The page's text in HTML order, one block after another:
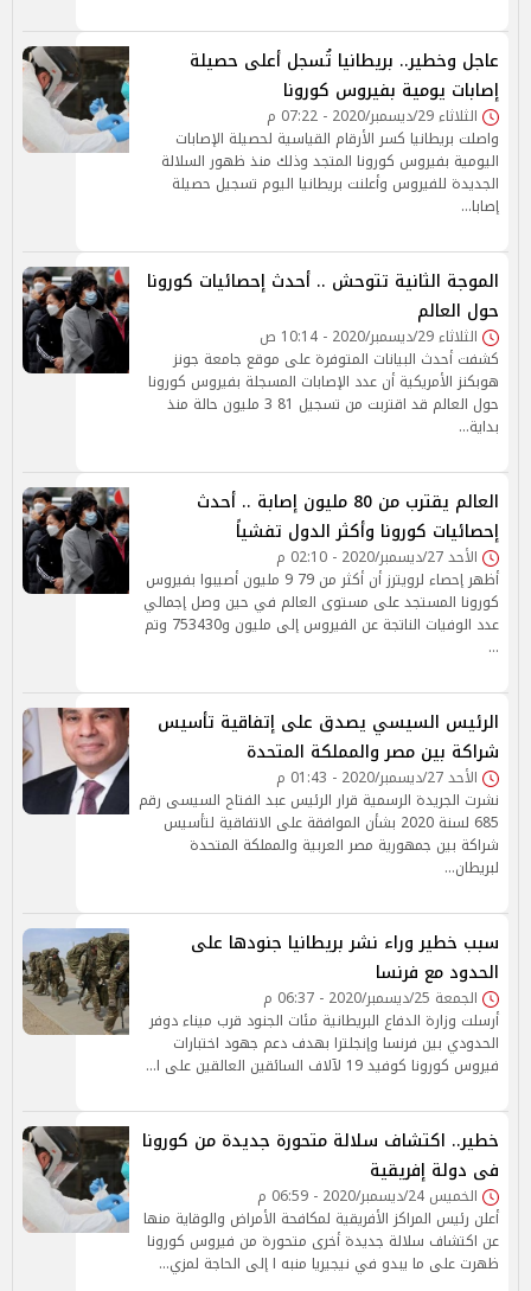
عاجل وخطير.. بريطانيا تُسجل أعلى حصيلة
إصابات يومية بفيروس كورونا
الثلاثاء 29/ديسمبر/2020 - 07:22 م
واصلت بريطانيا كسر الأرقام القياسية لحصيلة الإصابات
اليومية بفيروس كورونا المتجد وذلك منذ ظهور السلالة
الجديدة للفيروس وأعلنت بريطانيا اليوم تسجيل حصيلة
إصابا…
الموجة الثانية تتوحش .. أحدث إحصائيات كورونا
حول العالم
الثلاثاء 29/ديسمبر/2020 - 10:14 ص
كشفت أحدث البيانات المتوفرة على موقع جامعة جونز
هوبكنز الأمريكية أن عدد الإصابات المسجلة بفيروس كورونا
حول العالم قد اقتربت من تسجيل 81 3 مليون حالة منذ
بداية…
العالم يقترب من 80 مليون إصابة .. أحدث
إحصائيات كورونا وأكثر الدول تفشياً
الأحد 27/ديسمبر/2020 - 02:10 م
أظهر إحصاء لرويترز أن أكثر من 79 9 مليون أصيبوا بفيروس
كورونا المستجد على مستوى العالم في حين وصل إجمالي
عدد الوفيات الناتجة عن الفيروس إلى مليون و753430 وتم
…
الرئيس السيسي يصدق على إتفاقية تأسيس
شراكة بين مصر والمملكة المتحدة
الأحد 27/ديسمبر/2020 - 01:43 م
نشرت الجريدة الرسمية قرار الرئيس عبد الفتاح السيسى رقم
685 لسنة 2020 بشأن الموافقة على الاتفاقية لتأسيس
شراكة بين جمهورية مصر العربية والمملكة المتحدة
لبريطان…
سبب خطير وراء نشر بريطانيا جنودها على
الحدود مع فرنسا
الجمعة 25/ديسمبر/2020 - 06:37 م
أرسلت وزارة الدفاع البريطانية مئات الجنود قرب ميناء دوفر
الحدودي بين فرنسا وإنجلترا بهدف دعم جهود اختبارات
فيروس كورونا كوفيد 19 لآلاف السائقين العالقين على ا…
خطير.. اكتشاف سلالة متحورة جديدة من كورونا
فى دولة إفريقية
الخميس 24/ديسمبر/2020 - 06:59 م
أعلن رئيس المراكز الأفريقية لمكافحة الأمراض والوقاية منها
عن اكتشاف سلالة جديدة أخرى متحورة من فيروس كورونا
ظهرت على ما يبدو في نيجيريا منبه ا إلى الحاجة لمزي…